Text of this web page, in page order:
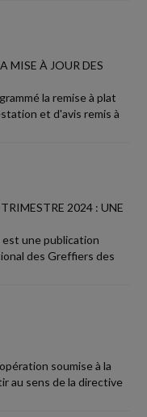
MISE À JOUR DES
la remise à plat
et d'avis remis à
2024 : UNE
une publication
des Greffiers des
soumise à la
au sens de la directive